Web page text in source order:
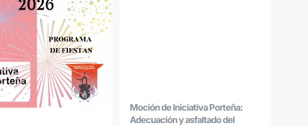
Moción de Iniciativa Porteña:
Adecuación y asfaltado del